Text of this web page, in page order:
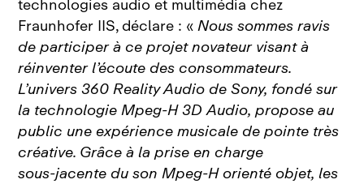
Fraunhofer IIS, déclare : «Nous sommes ravis
de participer à ce projet novateur visant à
réinventer l’écoute des consommateurs.
L’univers 360 Reality Audio de Sony, fondé sur
la technologie Mpeg‑H 3D Audio, propose au
public une expérience musicale de pointe très
créative. Grâce à la prise en charge
sous‑jacente du son Mpeg‑H orienté objet, les